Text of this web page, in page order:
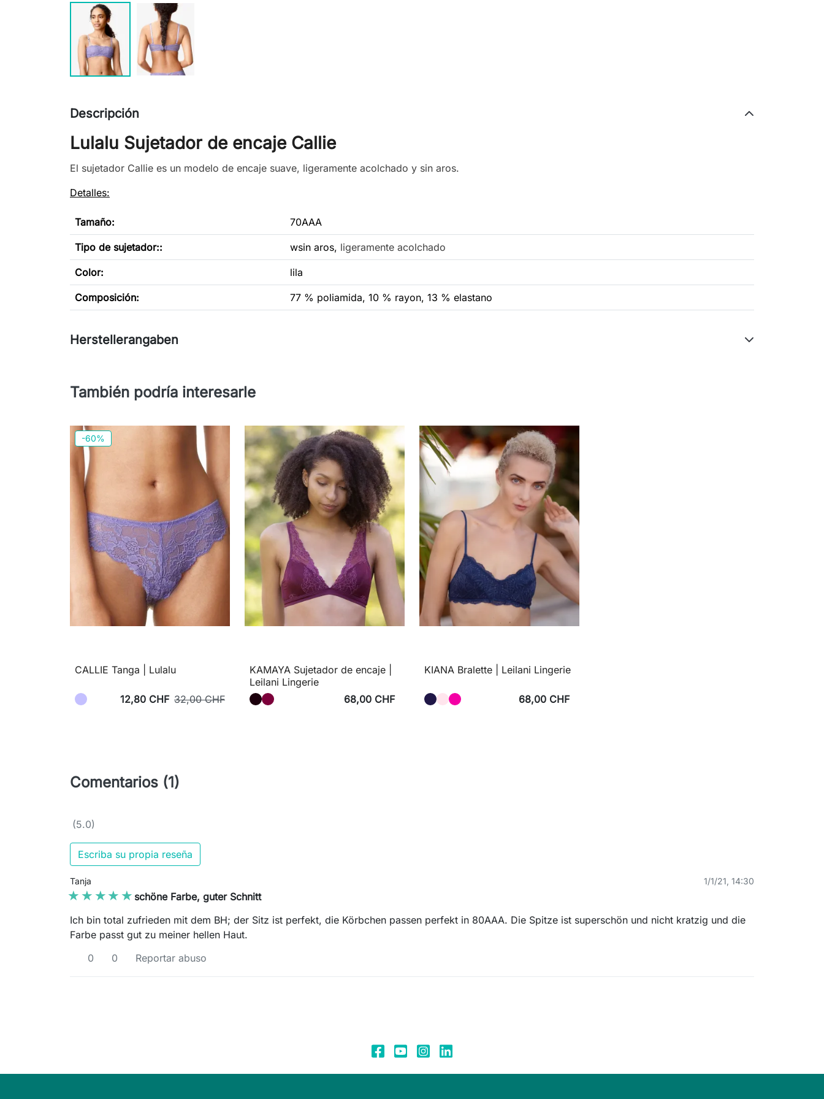
Descripción
Lulalu Sujetador de encaje Callie
El sujetador Callie es un modelo de encaje suave, ligeramente acolchado y sin aros.
Detalles:
Tamaño: 70AAA
Tipo de sujetador:: wsin aros, ligeramente acolchado
Color: lila
Composición: 77 % poliamida, 10 % rayon, 13 % elastano
Herstellerangaben
También podría interesarle
-60%
CALLIE Tanga | Lulalu
12,80 CHF 32,00 CHF
KAMAYA Sujetador de encaje |
Leilani Lingerie
68,00 CHF
KIANA Bralette | Leilani Lingerie
68,00 CHF
Comentarios (1)
(5.0)
Escriba su propia reseña
Tanja 1/1/21, 14:30
★★★★★
★★★★★ schöne Farbe, guter Schnitt
Ich bin total zufrieden mit dem BH; der Sitz ist perfekt, die Körbchen passen perfekt in 80AAA. Die Spitze ist superschön und nicht kratzig und die
Farbe passt gut zu meiner hellen Haut.
0
0 Reportar abuso